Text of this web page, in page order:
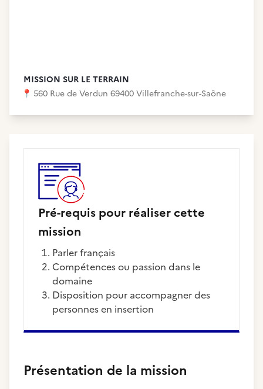
MISSION SUR LE TERRAIN
📍 560 Rue de Verdun 69400 Villefranche-sur-Saône
Pré-requis pour réaliser cette
mission
parler français
compétences ou passion dans le
domaine
disposition pour accompagner des
personnes en insertion
Présentation de la mission